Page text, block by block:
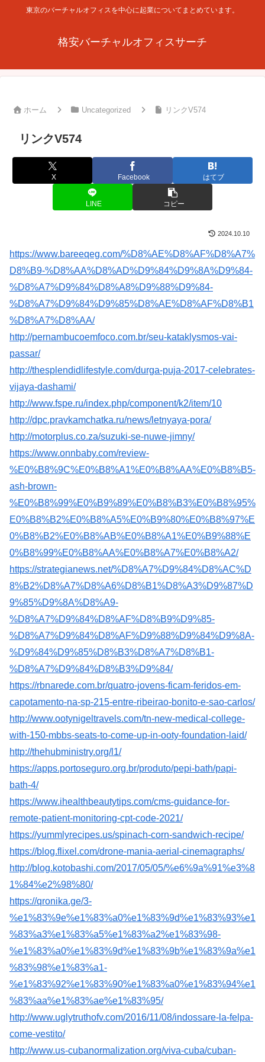
東京のバーチャルオフィスを中心に起業についてまとめています。
格安バーチャルオフィスサーチ
ホーム Uncategorized リンクV574
リンクV574
X Facebook はてブ
LINE コピー
2024.10.10
https://www.bareeqeg.com/%D8%AE%D8%AF%D8%A7%
D8%B9-%D8%AA%D8%AD%D9%84%D9%8A%D9%84-
%D8%A7%D9%84%D8%A8%D9%88%D9%84-
%D8%A7%D9%84%D9%85%D8%AE%D8%AF%D8%B1
%D8%A7%D8%AA/
http://pernambucoemfoco.com.br/seu-kataklysmos-vai-
passar/
http://thesplendidlifestyle.com/durga-puja-2017-celebrates-
vijaya-dashami/
http://www.fspe.ru/index.php/component/k2/item/10
http://dpc.pravkamchatka.ru/news/letnyaya-pora/
http://motorplus.co.za/suzuki-se-nuwe-jimny/
https://www.onnbaby.com/review-
%E0%B8%9C%E0%B8%A1%E0%B8%AA%E0%B8%B5-
ash-brown-
%E0%B8%99%E0%B9%89%E0%B8%B3%E0%B8%95%
E0%B8%B2%E0%B8%A5%E0%B9%80%E0%B8%97%E
0%B8%B2%E0%B8%AB%E0%B8%A1%E0%B9%88%E
0%B8%99%E0%B8%AA%E0%B8%A7%E0%B8%A2/
https://strategianews.net/%D8%A7%D9%84%D8%AC%D
8%B2%D8%A7%D8%A6%D8%B1%D8%A3%D9%87%D
9%85%D9%8A%D8%A9-
%D8%A7%D9%84%D8%AF%D8%B9%D9%85-
%D8%A7%D9%84%D8%AF%D9%88%D9%84%D9%8A-
%D9%84%D9%85%D8%B3%D8%A7%D8%B1-
%D8%A7%D9%84%D8%B3%D9%84/
https://rbnarede.com.br/quatro-jovens-ficam-feridos-em-
capotamento-na-sp-215-entre-ribeirao-bonito-e-sao-carlos/
http://www.ootynigeltravels.com/tn-new-medical-college-
with-150-mbbs-seats-to-come-up-in-ooty-foundation-laid/
http://thehubministry.org/l1/
https://apps.portoseguro.org.br/produto/pepi-bath/papi-
bath-4/
https://www.ihealthbeautytips.com/cms-guidance-for-
remote-patient-monitoring-cpt-code-2021/
https://yummlyrecipes.us/spinach-corn-sandwich-recipe/
https://blog.flixel.com/drone-mania-aerial-cinemagraphs/
http://blog.kotobashi.com/2017/05/05/%e6%9a%91%e3%8
1%84%e2%98%80/
https://qronika.ge/3-
%e1%83%9e%e1%83%a0%e1%83%9d%e1%83%93%e1
%83%a3%e1%83%a5%e1%83%a2%e1%83%98-
%e1%83%a0%e1%83%9d%e1%83%9b%e1%83%9a%e1
%83%98%e1%83%a1-
%e1%83%92%e1%83%90%e1%83%a0%e1%83%94%e1
%83%aa%e1%83%ae%e1%83%95/
http://www.uglytruthofv.com/2016/11/08/indossare-la-felpa-
come-vestito/
http://www.us-cubanormalization.org/viva-cuba/cuban-